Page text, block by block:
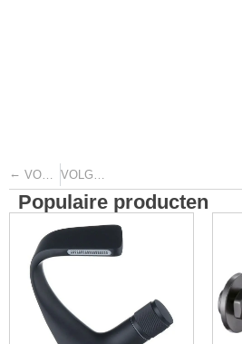
← VORIGE VOLGENDE
Populaire producten